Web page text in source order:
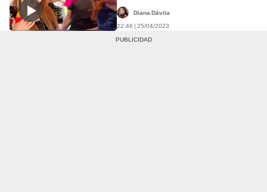
Diana Dávila
22:46 | 25/04/2023